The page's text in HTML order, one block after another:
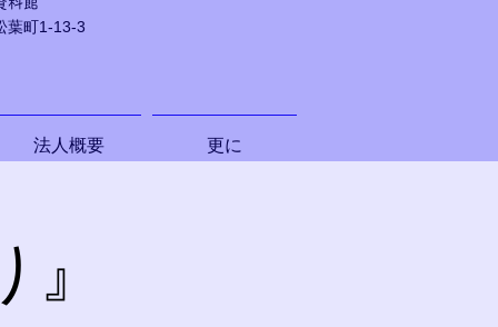
葉町1-13-3
法人概要 更に